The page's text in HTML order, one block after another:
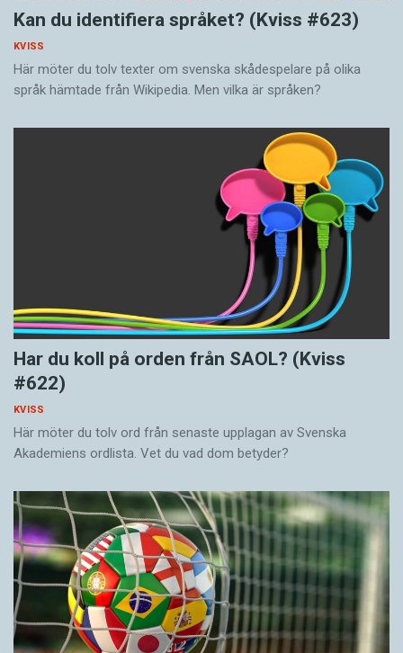
Kan du identifiera språket? (Kviss #623)
KVISS
Här möter du tolv texter om svenska skådespelare på olika
språk hämtade från Wikipedia. Men vilka är språken?
Har du koll på orden från SAOL? (Kviss
#622)
KVISS
Här möter du tolv ord från senaste upplagan av Svenska
Akademiens ordlista. Vet du vad dom betyder?